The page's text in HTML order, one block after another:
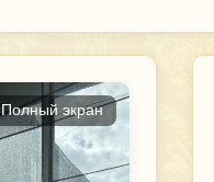
Полный экран